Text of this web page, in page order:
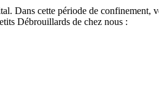
Dans cette période de confinement,
Débrouillards de chez nous :